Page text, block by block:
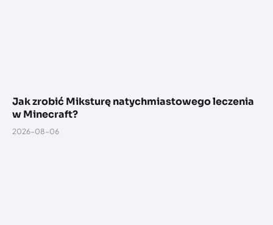
Jak zrobić Miksturę natychmiastowego leczenia
w Minecraft?
2026-08-06